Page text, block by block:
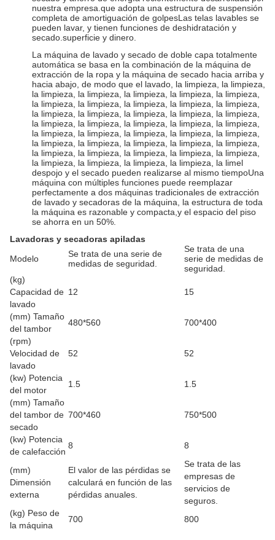
nuestra empresa.que adopta una estructura de suspensión
completa de amortiguación de golpesLas telas lavables se
pueden lavar, y tienen funciones de deshidratación y
secado.superficie y dinero.
La máquina de lavado y secado de doble capa totalmente
automática se basa en la combinación de la máquina de
extracción de la ropa y la máquina de secado hacia arriba y
hacia abajo, de modo que el lavado, la limpieza, la limpieza,
la limpieza, la limpieza, la limpieza, la limpieza, la limpieza,
la limpieza, la limpieza, la limpieza, la limpieza, la limpieza,
la limpieza, la limpieza, la limpieza, la limpieza, la limpieza,
la limpieza, la limpieza, la limpieza, la limpieza, la limpieza,
la limpieza, la limpieza, la limpieza, la limpieza, la limpieza,
la limpieza, la limpieza, la limpieza, la limpieza, la limpieza,
la limpieza, la limpieza, la limpieza, la limpieza, la limpieza,
la limpieza, la limpieza, la limpieza, la limpieza, la limel
despojo y el secado pueden realizarse al mismo tiempoUna
máquina con múltiples funciones puede reemplazar
perfectamente a dos máquinas tradicionales de extracción
de lavado y secadoras de la máquina, la estructura de toda
la máquina es razonable y compacta,y el espacio del piso
se ahorra en un 50%.
Lavadoras y secadoras apiladas
Modelo
Se trata de una serie de
medidas de seguridad.
Se trata de una
serie de medidas de
seguridad.
(kg)
Capacidad de
lavado
12 15
(mm) Tamaño
del tambor
480*560
700*400
(rpm)
Velocidad de
lavado
52 52
(kw) Potencia
del motor
1.5
1.5
(mm) Tamaño
del tambor de
secado
700*460 750*500
(kw) Potencia
de calefacción
8 8
(mm)
Dimensión
externa
El valor de las pérdidas se
calculará en función de las
pérdidas anuales.
Se trata de las
empresas de
servicios de
seguros.
(kg) Peso de
la máquina
700 800